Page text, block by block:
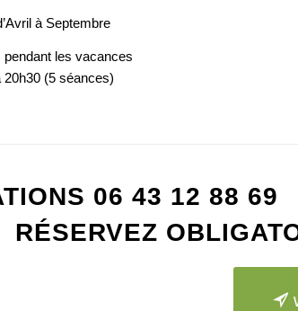
à Septembre
les vacances
(5 séances)
06 43 12 88 69
RÉSERVEZ